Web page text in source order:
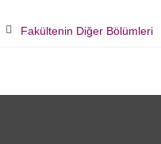
Fakültenin Diğer Bölümleri